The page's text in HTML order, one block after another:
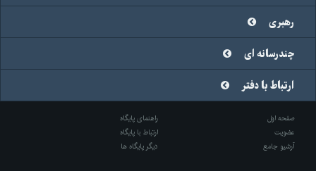
رهبری
چندرسانه ای
ارتباط با دفتر
صفحه اول
راهنمای پایگاه
عضویت
ارتباط با پایگاه
آرشیو جامع
دیگر پایگاه ها